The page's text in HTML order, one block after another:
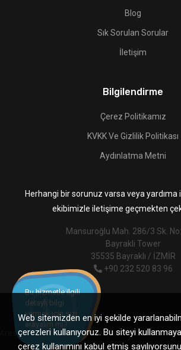
Blog
Sık Sorulan Sorular
İletişim
Bilgilendirme
Çerez Politikamız
KVKK Ve Gizlilik Politikası
Aydınlatma Metni
Herhangi bir sorunuz varsa veya yardıma
ekibimizle iletişime geçmekten
Mansuroğlu Mah. 286/3 Sk.
Bayrakli Tower
35535 Bayraklı / İZMİR
+90 232 520 83 96
Ares Dijital Dönüşüm Tic. Ltd. Şti. © 2026. Her
Bu hizmetle ilgili
detaylı bilgi
vermek için sizi
arayalım mı?
Web sitemizden en iyi şekilde
çerezleri kullanıyoruz. Bu siteyi
çerez kullanımını kabul etmiş